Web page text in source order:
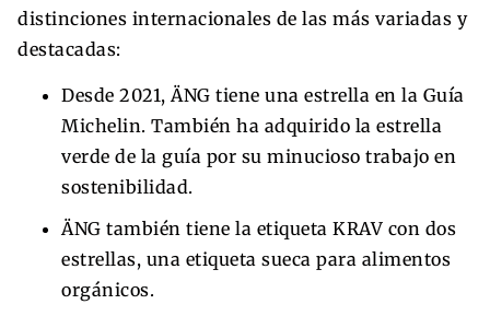
distinciones internacionales de las más variadas y
destacadas:
Desde 2021, ÄNG tiene una estrella en la Guía
Michelin. También ha adquirido la estrella
verde de la guía por su minucioso trabajo en
sostenibilidad.
ÄNG también tiene la etiqueta KRAV con dos
estrellas, una etiqueta sueca para alimentos
orgánicos.